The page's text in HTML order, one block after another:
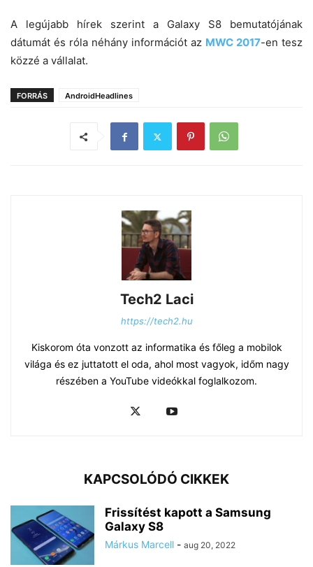
A legújabb hírek szerint a Galaxy S8 bemutatójának
dátumát és róla néhány információt az MWC 2017-en tesz
közzé a vállalat.
FORRÁS AndroidHeadlines
Tech2 Laci
https://tech2.hu
Kiskorom óta vonzott az informatika és főleg a mobilok
világa és ez juttatott el oda, ahol most vagyok, időm nagy
részében a YouTube videókkal foglalkozom.
KAPCSOLÓDÓ CIKKEK
Frissítést kapott a Samsung
Galaxy S8
Márkus Marcell - aug 20, 2022